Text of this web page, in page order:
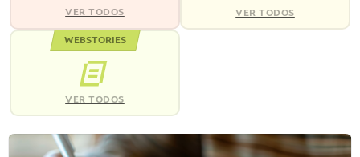
VER TODOS VER TODOS
WEBSTORIES
VER TODOS